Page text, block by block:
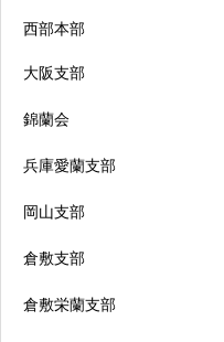
西部本部
大阪支部
錦蘭会
兵庫愛蘭支部
岡山支部
倉敷支部
倉敷栄蘭支部